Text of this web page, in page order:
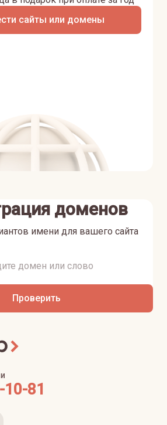
сайты или домены
доменов
имени для вашего сайта
Проверить
81